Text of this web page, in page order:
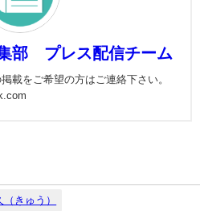
部 プレス配信チーム
載をご希望の方はご連絡下さい。
（きゅう）